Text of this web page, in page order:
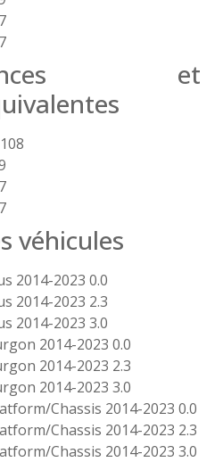
et
véhicules
2014-2023 0.0
2014-2023 2.3
2014-2023 3.0
2014-2023 0.0
2014-2023 2.3
2014-2023 3.0
Chassis 2014-2023 0.0
Chassis 2014-2023 2.3
Chassis 2014-2023 3.0